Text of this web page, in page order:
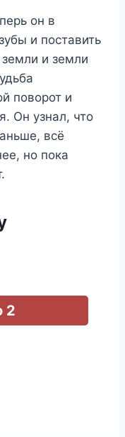
он в
и поставить
и земли
поворот и
Он узнал, что
всё
но пока
2